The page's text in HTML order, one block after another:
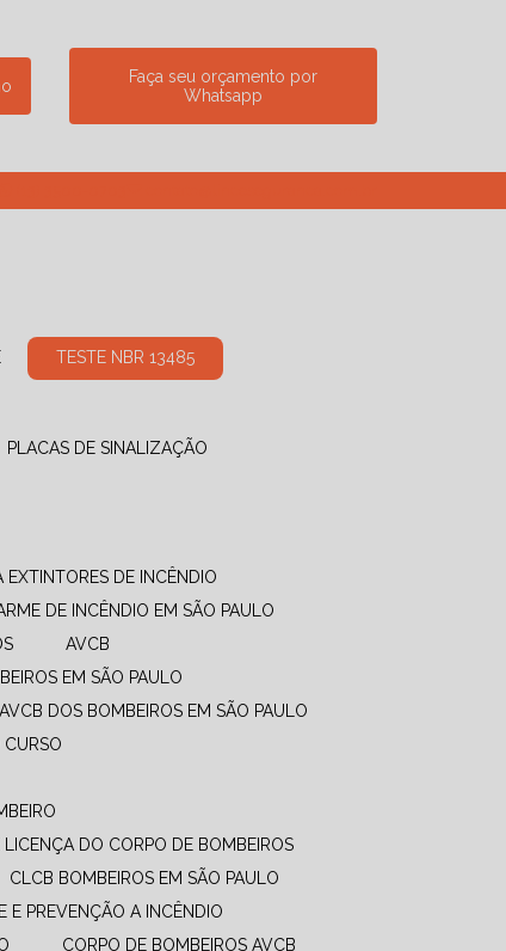
Faça seu orçamento por
Whatsapp
TESTE NBR 13485
PLACAS DE SINALIZAÇÃO
EXTINTORES DE INCÊNDIO
DE INCÊNDIO EM SÃO PAULO
AVCB
EM SÃO PAULO
AVCB DOS BOMBEIROS EM SÃO PAULO
CURSO
LICENÇA DO CORPO DE BOMBEIROS
CLCB BOMBEIROS EM SÃO PAULO
E PREVENÇÃO A INCÊNDIO​
CORPO DE BOMBEIROS AVCB